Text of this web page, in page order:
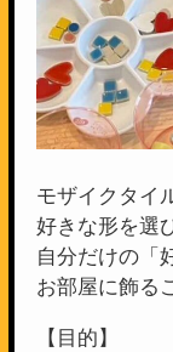
モザイクタイ
好きな形を選
自分だけの「
お部屋に飾る
【目的】